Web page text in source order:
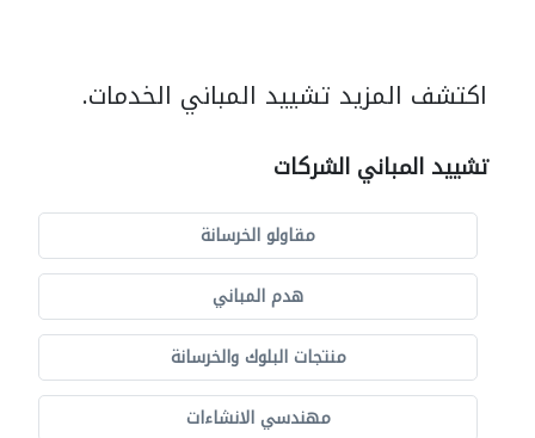
اكتشف المزيد تشييد المباني الخدمات.
تشييد المباني الشركات
مقاولو الخرسانة
هدم المباني
منتجات البلوك والخرسانة
مهندسي الانشاءات